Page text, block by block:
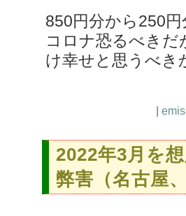
850円分から250
コロナ恐るべきだ
け幸せと思うべき
|
2022年3月を
弊害（名古屋